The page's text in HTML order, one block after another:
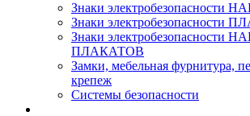
Знаки электробезопасности
Знаки электробезопасности
Знаки электробезопасности
ПЛАКАТОВ
Замки, мебельная фурнитура,
крепеж
Системы безопасности